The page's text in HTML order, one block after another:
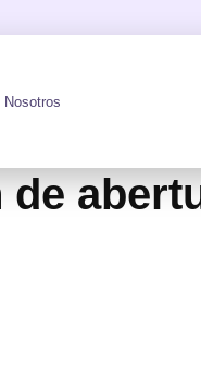
Nosotros